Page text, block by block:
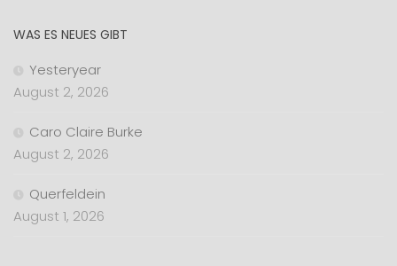
WAS ES NEUES GIBT
Yesteryear
August 2, 2026
Caro Claire Burke
August 2, 2026
Querfeldein
August 1, 2026